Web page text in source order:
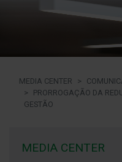
MEDIA CENTER
PRORROGAÇÃO DA
GESTÃO
MEDIA CENTER